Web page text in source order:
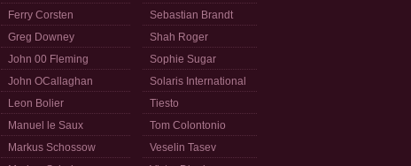
Ferry Corsten
Greg Downey
John 00 Fleming
John OCallaghan
Leon Bolier
Manuel le Saux
Markus Schossow
Sebastian Brandt
Shah Roger
Sophie Sugar
Solaris International
Tiesto
Tom Colontonio
Veselin Tasev